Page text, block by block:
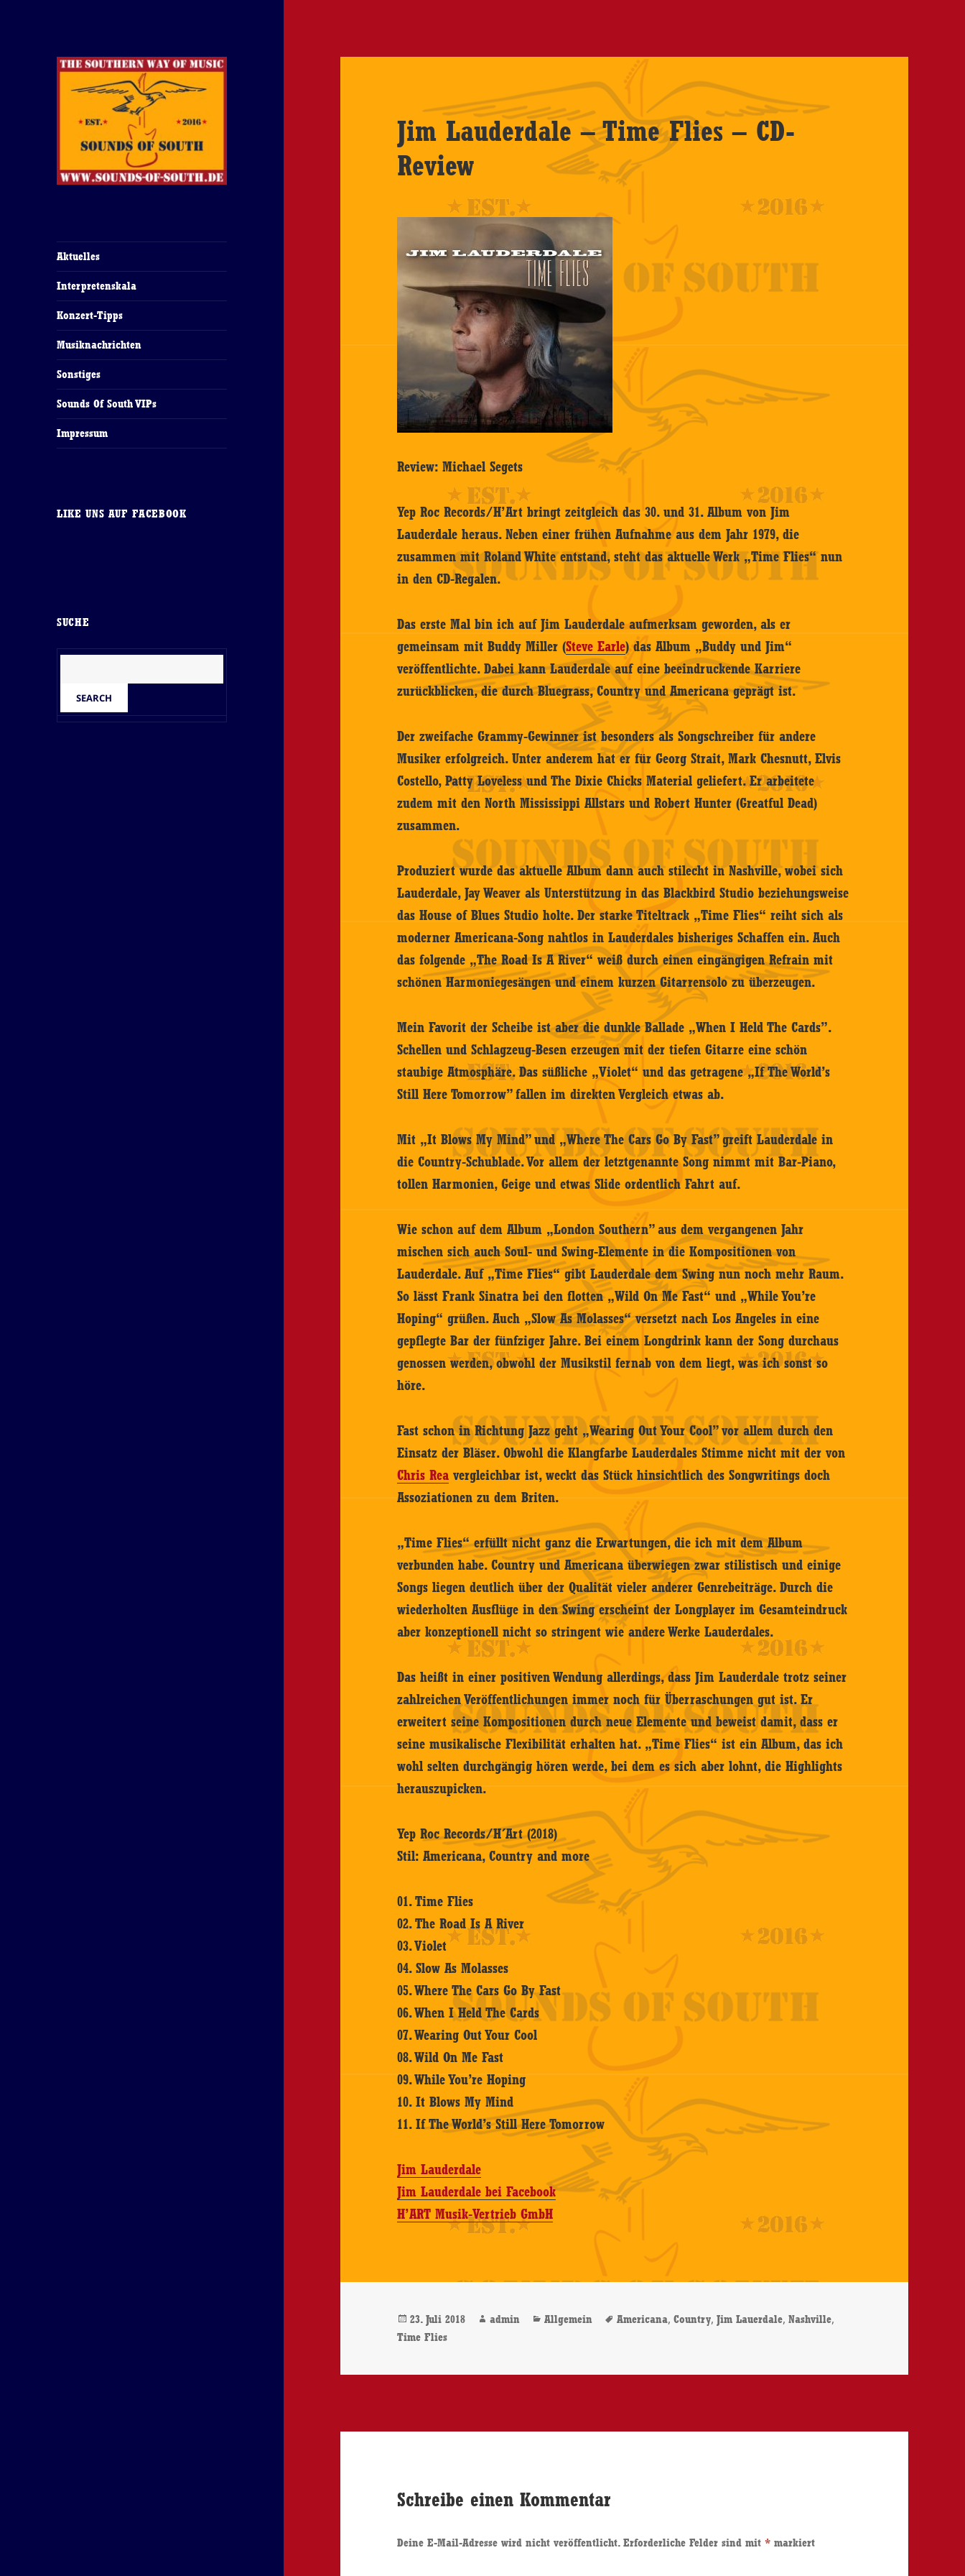
Aktuelles
Interpretenskala
Konzert-Tipps
Musiknachrichten
Sonstiges
Sounds Of South VIPs
Impressum
LIKE UNS AUF FACEBOOK
SUCHE
Jim Lauderdale – Time Flies – CD-
Review
Review: Michael Segets
Yep Roc Records/H’Art bringt zeitgleich das 30. und 31. Album von Jim
Lauderdale heraus. Neben einer frühen Aufnahme aus dem Jahr 1979, die
zusammen mit Roland White entstand, steht das aktuelle Werk „Time Flies“ nun
in den CD-Regalen.
Das erste Mal bin ich auf Jim Lauderdale aufmerksam geworden, als er
gemeinsam mit Buddy Miller (Steve Earle) das Album „Buddy und Jim“
veröffentlichte. Dabei kann Lauderdale auf eine beeindruckende Karriere
zurückblicken, die durch Bluegrass, Country und Americana geprägt ist.
Der zweifache Grammy-Gewinner ist besonders als Songschreiber für andere
Musiker erfolgreich. Unter anderem hat er für Georg Strait, Mark Chesnutt, Elvis
Costello, Patty Loveless und The Dixie Chicks Material geliefert. Er arbeitete
zudem mit den North Mississippi Allstars und Robert Hunter (Greatful Dead)
zusammen.
Produziert wurde das aktuelle Album dann auch stilecht in Nashville, wobei sich
Lauderdale, Jay Weaver als Unterstützung in das Blackbird Studio beziehungsweise
das House of Blues Studio holte. Der starke Titeltrack „Time Flies“ reiht sich als
moderner Americana-Song nahtlos in Lauderdales bisheriges Schaffen ein. Auch
das folgende „The Road Is A River“ weiß durch einen eingängigen Refrain mit
schönen Harmoniegesängen und einem kurzen Gitarrensolo zu überzeugen.
Mein Favorit der Scheibe ist aber die dunkle Ballade „When I Held The Cards”.
Schellen und Schlagzeug-Besen erzeugen mit der tiefen Gitarre eine schön
staubige Atmosphäre. Das süßliche „Violet“ und das getragene „If The World’s
Still Here Tomorrow” fallen im direkten Vergleich etwas ab.
Mit „It Blows My Mind” und „Where The Cars Go By Fast” greift Lauderdale in
die Country-Schublade. Vor allem der letztgenannte Song nimmt mit Bar-Piano,
tollen Harmonien, Geige und etwas Slide ordentlich Fahrt auf.
Wie schon auf dem Album „London Southern” aus dem vergangenen Jahr
mischen sich auch Soul- und Swing-Elemente in die Kompositionen von
Lauderdale. Auf „Time Flies“ gibt Lauderdale dem Swing nun noch mehr Raum.
So lässt Frank Sinatra bei den flotten „Wild On Me Fast“ und „While You’re
Hoping“ grüßen. Auch „Slow As Molasses“ versetzt nach Los Angeles in eine
gepflegte Bar der fünfziger Jahre. Bei einem Longdrink kann der Song durchaus
genossen werden, obwohl der Musikstil fernab von dem liegt, was ich sonst so
höre.
Fast schon in Richtung Jazz geht „Wearing Out Your Cool” vor allem durch den
Einsatz der Bläser. Obwohl die Klangfarbe Lauderdales Stimme nicht mit der von
Chris Rea vergleichbar ist, weckt das Stück hinsichtlich des Songwritings doch
Assoziationen zu dem Briten.
„Time Flies“ erfüllt nicht ganz die Erwartungen, die ich mit dem Album
verbunden habe. Country und Americana überwiegen zwar stilistisch und einige
Songs liegen deutlich über der Qualität vieler anderer Genrebeiträge. Durch die
wiederholten Ausflüge in den Swing erscheint der Longplayer im Gesamteindruck
aber konzeptionell nicht so stringent wie andere Werke Lauderdales.
Das heißt in einer positiven Wendung allerdings, dass Jim Lauderdale trotz seiner
zahlreichen Veröffentlichungen immer noch für Überraschungen gut ist. Er
erweitert seine Kompositionen durch neue Elemente und beweist damit, dass er
seine musikalische Flexibilität erhalten hat. „Time Flies“ ist ein Album, das ich
wohl selten durchgängig hören werde, bei dem es sich aber lohnt, die Highlights
herauszupicken.
Yep Roc Records/H´Art (2018)
Stil: Americana, Country and more
01. Time Flies
02. The Road Is A River
03. Violet
04. Slow As Molasses
05. Where The Cars Go By Fast
06. When I Held The Cards
07. Wearing Out Your Cool
08. Wild On Me Fast
09. While You’re Hoping
10. It Blows My Mind
11. If The World’s Still Here Tomorrow
Jim Lauderdale
Jim Lauderdale bei Facebook
H’ART Musik-Vertrieb GmbH
Veröffentlicht
am
23. Juli 2018 Autor
admin Kategorien
Allgemein Schlagwörter
Americana,Country,Jim Lauerdale,Nashville,
Time Flies
Schreibe einen Kommentar
Deine E-Mail-Adresse wird nicht veröffentlicht. Erforderliche Felder sind mit* markiert